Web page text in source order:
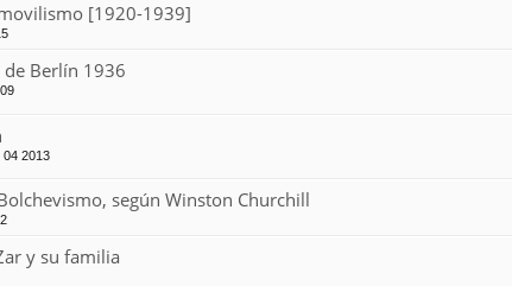
[1920-1939]
de Berlín 1936
04 2013
según Winston Churchill
y su familia